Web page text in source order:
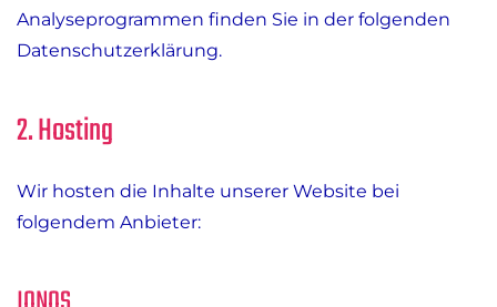
Analyseprogrammen finden Sie in der folgenden
Datenschutzerklärung.
2. Hosting
Wir hosten die Inhalte unserer Website bei
folgendem Anbieter: